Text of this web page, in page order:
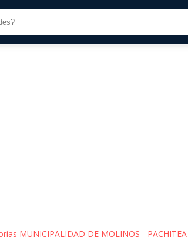
MUNICIPALIDAD DE MOLINOS - PACHITEA